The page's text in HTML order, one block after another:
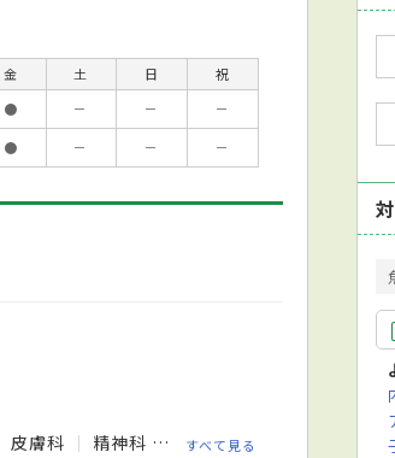
金 土 日
祝
● － －
－
● － － －
皮膚科 精神科 緩和ケア内科
すべて見る